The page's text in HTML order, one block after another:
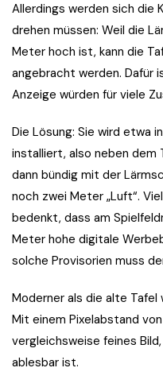
Allerdings werden sich die
drehen müssen: Weil die
Meter hoch ist, kann die
angebracht werden. Dafür
Anzeige würden für viele
Die Lösung: Sie wird etwa
installiert, also neben dem
dann bündig mit der
noch zwei Meter „Luft“.
bedenkt, dass am
Meter hohe digitale
solche Provisorien muss
Moderner als die alte Tafel
Mit einem Pixelabstand
vergleichsweise feines
ablesbar ist.